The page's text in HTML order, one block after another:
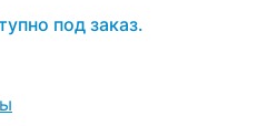
под заказ.